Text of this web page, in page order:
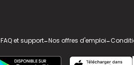
FAQ et support-Nos offres d'emploi-